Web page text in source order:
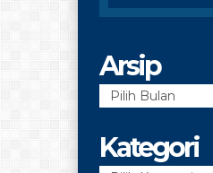
Arsip
Arsip
Kategori